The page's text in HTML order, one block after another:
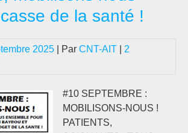
de la santé !
2025 | Par CNT-AIT
2
#10 SEPTEMBRE :
MOBILISONS-NOUS !
PATIENTS,